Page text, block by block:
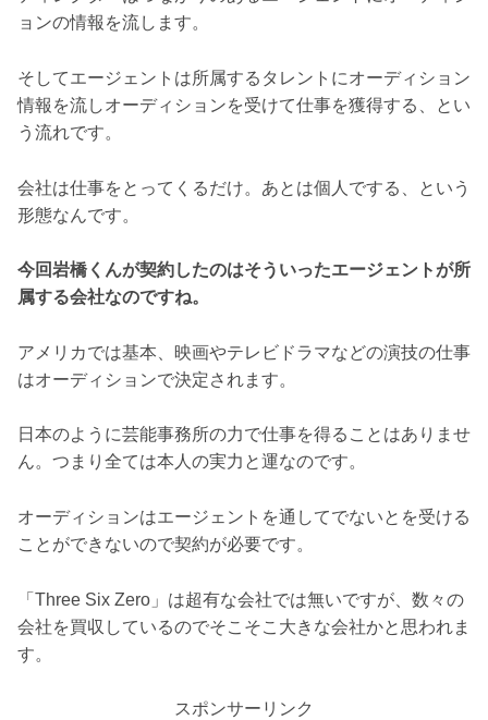
ョンの情報を流します。
そしてエージェントは所属するタレントにオーディション
情報を流しオーディションを受けて仕事を獲得する、とい
う流れです。
会社は仕事をとってくるだけ。あとは個人でする、という
形態なんです。
今回岩橋くんが契約したのはそういったエージェントが所
属する会社なのですね。
アメリカでは基本、映画やテレビドラマなどの演技の仕事
はオーディションで決定されます。
日本のように芸能事務所の力で仕事を得ることはありませ
ん。つまり全ては本人の実力と運なのです。
オーディションはエージェントを通してでないとを受ける
ことができないので契約が必要です。
「Three Six Zero」は超有な会社では無いですが、数々の
会社を買収しているのでそこそこ大きな会社かと思われま
す。
スポンサーリンク